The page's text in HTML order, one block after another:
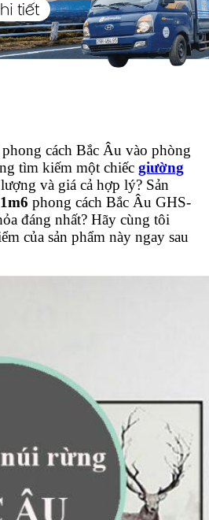
cách Bắc Âu vào phòng
tìm kiếm một chiếc giường
và giá cả hợp lý? Sản
phong cách Bắc Âu GHS-
đáng nhất? Hãy cùng tôi
của sản phẩm này ngay sau